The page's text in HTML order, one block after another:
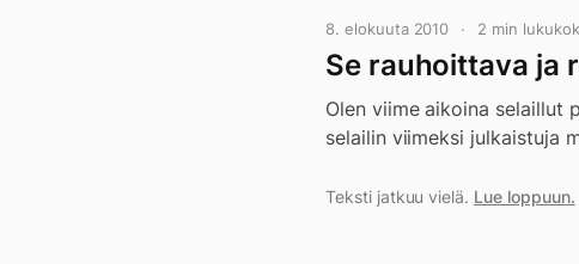
8. elokuuta 2010 2 min
Se rauhoittava ja
Olen viime aikoina selaillut
selailin viimeksi julkaistuja
Teksti jatkuu vielä. Lue loppuun.